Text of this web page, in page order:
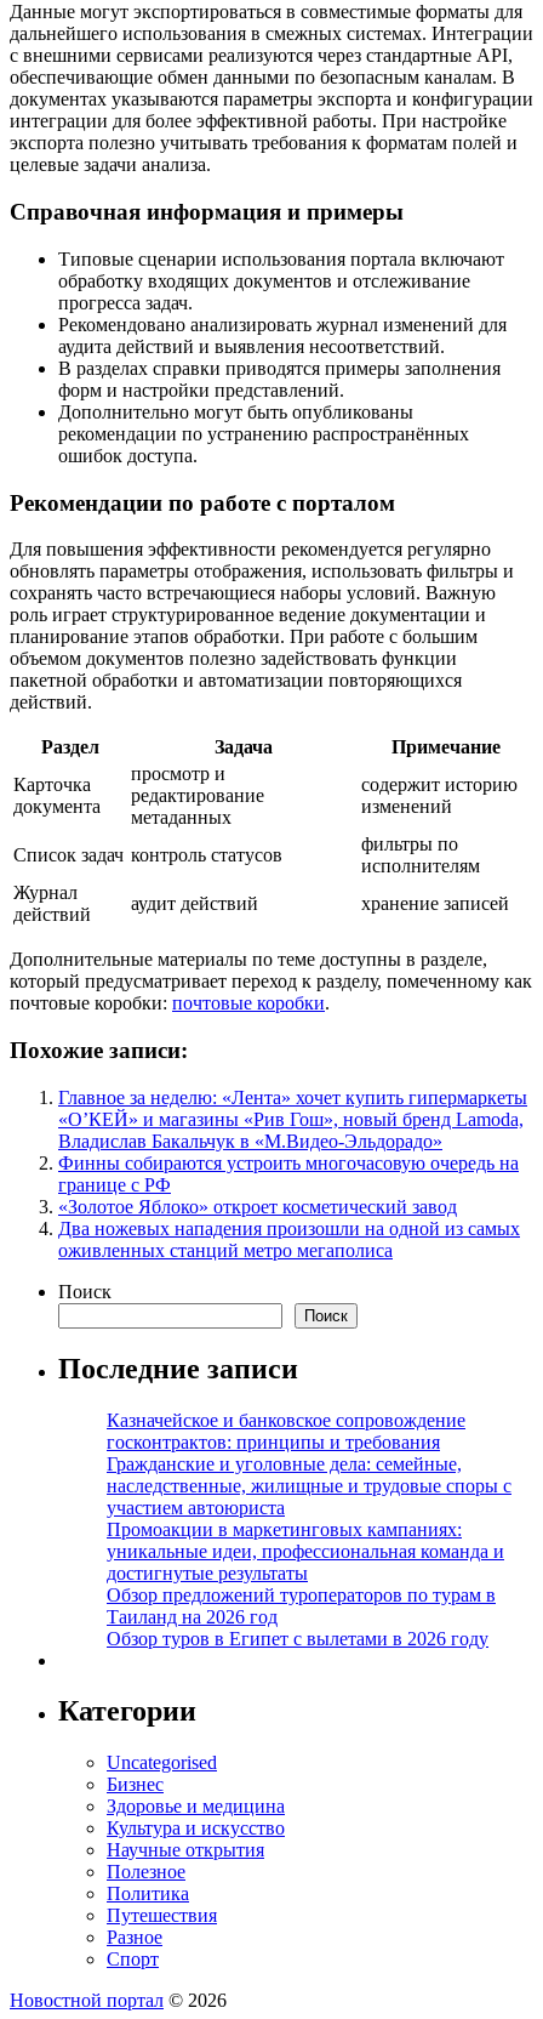
Данные могут экспортироваться в совместимые форматы для
дальнейшего использования в смежных системах. Интеграции
с внешними сервисами реализуются через стандартные API,
обеспечивающие обмен данными по безопасным каналам. В
документах указываются параметры экспорта и конфигурации
интеграции для более эффективной работы. При настройке
экспорта полезно учитывать требования к форматам полей и
целевые задачи анализа.
Справочная информация и примеры
Типовые сценарии использования портала включают
обработку входящих документов и отслеживание
прогресса задач.
Рекомендовано анализировать журнал изменений для
аудита действий и выявления несоответствий.
В разделах справки приводятся примеры заполнения
форм и настройки представлений.
Дополнительно могут быть опубликованы
рекомендации по устранению распространённых
ошибок доступа.
Рекомендации по работе с порталом
Для повышения эффективности рекомендуется регулярно
обновлять параметры отображения, использовать фильтры и
сохранять часто встречающиеся наборы условий. Важную
роль играет структурированное ведение документации и
планирование этапов обработки. При работе с большим
объемом документов полезно задействовать функции
пакетной обработки и автоматизации повторяющихся
действий.
Раздел Задача
Примечание
Карточка
документа
просмотр и
редактирование
метаданных
содержит историю
изменений
Список задач контроль статусов
фильтры по
исполнителям
Журнал
действий
аудит действий хранение записей
Дополнительные материалы по теме доступны в разделе,
который предусматривает переход к разделу, помеченному как
почтовые коробки: почтовые коробки.
Похожие записи:
Главное за неделю: «Лента» хочет купить гипермаркеты
«О’КЕЙ» и магазины «Рив Гош», новый бренд Lamoda,
Владислав Бакальчук в «М.Видео-Эльдорадо»
Финны собираются устроить многочасовую очередь на
границе с РФ
«Золотое Яблоко» откроет косметический завод
Два ножевых нападения произошли на одной из самых
оживленных станций метро мегаполиса
Поиск
Поиск
Последние записи
Казначейское и банковское сопровождение
госконтрактов: принципы и требования
Гражданские и уголовные дела: семейные,
наследственные, жилищные и трудовые споры с
участием автоюриста
Промоакции в маркетинговых кампаниях:
уникальные идеи, профессиональная команда и
достигнутые результаты
Обзор предложений туроператоров по турам в
Таиланд на 2026 год
Обзор туров в Египет с вылетами в 2026 году
Категории
Uncategorised
Бизнес
Здоровье и медицина
Культура и искусство
Научные открытия
Полезное
Политика
Путешествия
Разное
Спорт
Новостной портал © 2026